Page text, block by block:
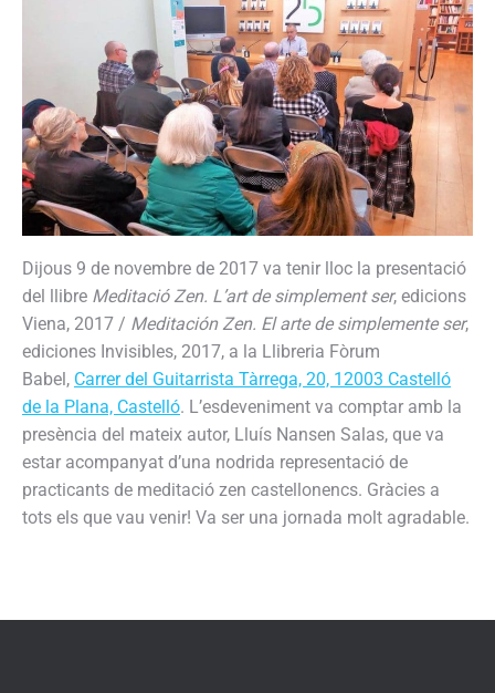
Dijous 9 de novembre de 2017 va tenir lloc la presentació
del llibre Meditació Zen. L’art de simplement ser, edicions
Viena, 2017 / Meditación Zen. El arte de simplemente ser,
ediciones Invisibles, 2017, a la Llibreria Fòrum
Babel, Carrer del Guitarrista Tàrrega, 20, 12003 Castelló
de la Plana, Castelló. L’esdeveniment va comptar amb la
presència del mateix autor, Lluís Nansen Salas, que va
estar acompanyat d’una nodrida representació de
practicants de meditació zen castellonencs. Gràcies a
tots els que vau venir! Va ser una jornada molt agradable.